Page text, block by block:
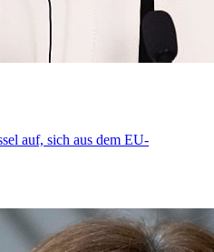
auf, sich aus dem EU-